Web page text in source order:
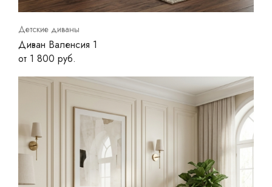
Детские диваны
Диван Валенсия 1
от 1 800 руб.